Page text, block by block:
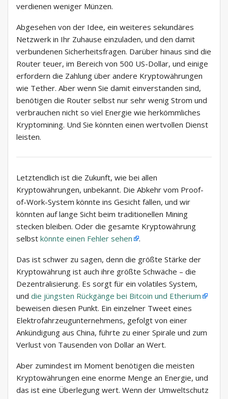
verdienen weniger Münzen.
Abgesehen von der Idee, ein weiteres sekundäres
Netzwerk in Ihr Zuhause einzuladen, und den damit
verbundenen Sicherheitsfragen. Darüber hinaus sind die
Router teuer, im Bereich von 500 US-Dollar, und einige
erfordern die Zahlung über andere Kryptowährungen
wie Tether. Aber wenn Sie damit einverstanden sind,
benötigen die Router selbst nur sehr wenig Strom und
verbrauchen nicht so viel Energie wie herkömmliches
Kryptomining. Und Sie könnten einen wertvollen Dienst
leisten.
Letztendlich ist die Zukunft, wie bei allen
Kryptowährungen, unbekannt. Die Abkehr vom Proof-
of-Work-System könnte ins Gesicht fallen, und wir
könnten auf lange Sicht beim traditionellen Mining
stecken bleiben. Oder die gesamte Kryptowährung
selbst könnte einen Fehler sehen .
Das ist schwer zu sagen, denn die größte Stärke der
Kryptowährung ist auch ihre größte Schwäche – die
Dezentralisierung. Es sorgt für ein volatiles System,
und die jüngsten Rückgänge bei Bitcoin und Etherium
beweisen diesen Punkt. Ein einzelner Tweet eines
Elektrofahrzeugunternehmens, gefolgt von einer
Ankündigung aus China, führte zu einer Spirale und zum
Verlust von Tausenden von Dollar an Wert.
Aber zumindest im Moment benötigen die meisten
Kryptowährungen eine enorme Menge an Energie, und
das ist eine Überlegung wert. Wenn der Umweltschutz